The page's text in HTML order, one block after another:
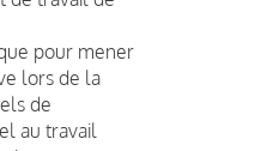
pour mener
lors de la
de
au travail